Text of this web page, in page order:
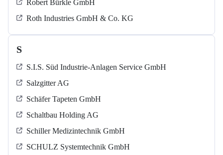
Robert Bürkle GmbH
Roth Industries GmbH & Co. KG
S
S.I.S. Süd Industrie-Anlagen Service GmbH
Salzgitter AG
Schäfer Tapeten GmbH
Schaltbau Holding AG
Schiller Medizintechnik GmbH
SCHULZ Systemtechnik GmbH